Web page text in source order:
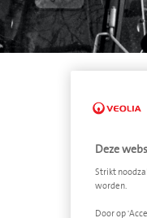
Deze
Strikt
worden.
Door op